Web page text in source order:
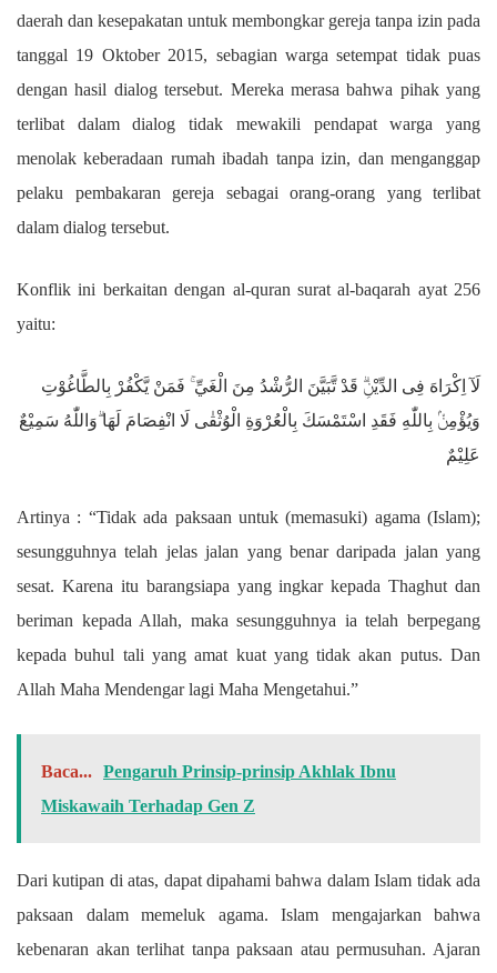
daerah dan kesepakatan untuk membongkar gereja tanpa izin pada
tanggal 19 Oktober 2015, sebagian warga setempat tidak puas
dengan hasil dialog tersebut. Mereka merasa bahwa pihak yang
terlibat dalam dialog tidak mewakili pendapat warga yang
menolak keberadaan rumah ibadah tanpa izin, dan menganggap
pelaku pembakaran gereja sebagai orang-orang yang terlibat
dalam dialog tersebut.
Konflik ini berkaitan dengan al-quran surat al-baqarah ayat 256
yaitu:
لَآ اِكْرَاهَ فِى الدِّيْنِۗ قَدْ تَّبَيَّنَ الرُّشْدُ مِنَ الْغَيِّ ۚ فَمَنْ يَّكْفُرْ بِالطَّاغُوْتِ
وَيُؤْمِنْۢ بِاللّٰهِ فَقَدِ اسْتَمْسَكَ بِالْعُرْوَةِ الْوُثْقٰى لَا انْفِصَامَ لَهَا ۗوَاللّٰهُ سَمِيْعٌ
عَلِيْمٌ
Artinya : “Tidak ada paksaan untuk (memasuki) agama (Islam);
sesungguhnya telah jelas jalan yang benar daripada jalan yang
sesat. Karena itu barangsiapa yang ingkar kepada Thaghut dan
beriman kepada Allah, maka sesungguhnya ia telah berpegang
kepada buhul tali yang amat kuat yang tidak akan putus. Dan
Allah Maha Mendengar lagi Maha Mengetahui.”
Baca... Pengaruh Prinsip-prinsip Akhlak Ibnu
Miskawaih Terhadap Gen Z
Dari kutipan di atas, dapat dipahami bahwa dalam Islam tidak ada
paksaan dalam memeluk agama. Islam mengajarkan bahwa
kebenaran akan terlihat tanpa paksaan atau permusuhan. Ajaran